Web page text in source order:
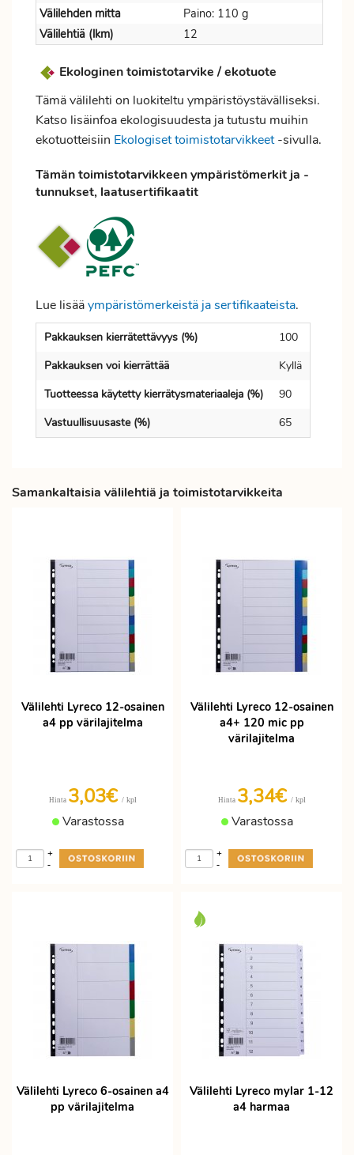
Välilehden mitta
Paino: 110 g
Välilehtiä (lkm)
12
Ekologinen toimistotarvike / ekotuote
Tämä välilehti on luokiteltu ympäristöystävälliseksi.
Katso lisäinfoa ekologisuudesta ja tutustu muihin
ekotuotteisiin Ekologiset toimistotarvikkeet-sivulla.
Tämän toimistotarvikkeen ympäristömerkit ja -
tunnukset, laatusertifikaatit
Lue lisääympäristömerkeistä ja sertifikaateista.
Pakkauksen kierrätettävyys (%)
100
Pakkauksen voi kierrättää
Kyllä
Tuotteessa käytetty kierrätysmateriaaleja (%)
90
Vastuullisuusaste (%)
65
Samankaltaisia välilehtiä ja toimistotarvikkeita
Välilehti Lyreco 12-osainen
a4 pp värilajitelma
Hinta 3,03€ / kpl
Varastossa
-
+
Välilehti Lyreco 12-osainen
a4+ 120 mic pp
värilajitelma
Hinta 3,34€ / kpl
Varastossa
-
+
Välilehti Lyreco 6-osainen a4
pp värilajitelma
Välilehti Lyreco mylar 1-12
a4 harmaa